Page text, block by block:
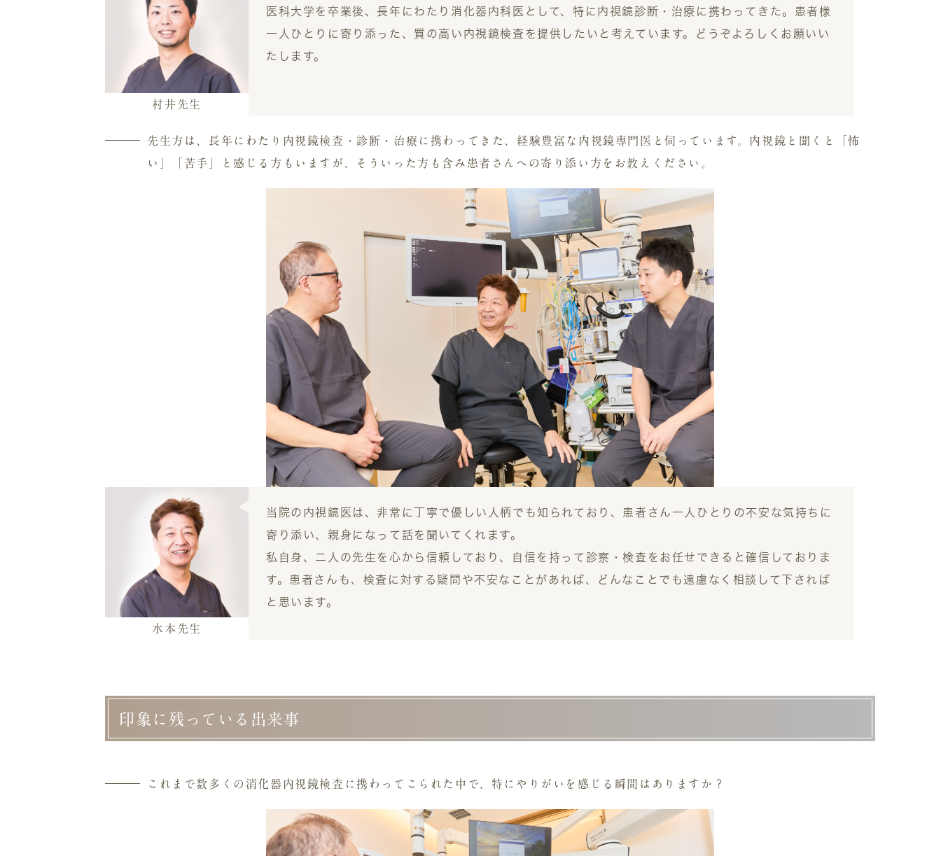
村井 先生
医科大学を卒業後、長年にわたり消化器内科医として、特に内視鏡診断・治療に携わってきた。患者様
一人ひとりに寄り添った、質の高い内視鏡検査を提供したいと考えています。どうぞよろしくお願いい
たします。
先生方は、長年にわたり内視鏡検査・診断・治療に携わってきた、経験豊富な内視鏡専門医と伺っています。内視鏡と聞くと「怖
い」「苦手」と感じる方もいますが、そういった方も含み患者さんへの寄り添い方をお教えください。
水本先生
当院の内視鏡医は、非常に丁寧で優しい人柄でも知られており、患者さん一人ひとりの不安な気持ちに
寄り添い、親身になって話を聞いてくれます。
私自身、二人の先生を心から信頼しており、自信を持って診察・検査をお任せできると確信しておりま
す。患者さんも、検査に対する疑問や不安なことがあれば、どんなことでも遠慮なく相談して下されば
と思います。
印象に残っている出来事
これまで数多くの消化器内視鏡検査に携わってこられた中で、特にやりがいを感じる瞬間はありますか？